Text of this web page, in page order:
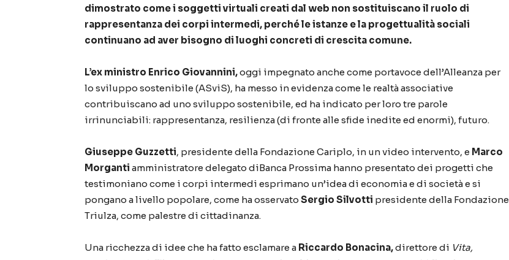
dimostrato come i soggetti virtuali creati dal web non sostituiscano il ruolo di
rappresentanza dei corpi intermedi, perché le istanze e la progettualità sociali
continuano ad aver bisogno di luoghi concreti di crescita comune.
L’ex ministro Enrico Giovannini,oggi impegnato anche come portavoce dell’Alleanza per
lo sviluppo sostenibile (ASviS), ha messo in evidenza come le realtà associative
contribuiscano ad uno sviluppo sostenibile, ed ha indicato per loro tre parole
irrinunciabili: rappresentanza, resilienza (di fronte alle sfide inedite ed enormi), futuro.
Giuseppe Guzzetti, presidente della Fondazione Cariplo, in un video intervento, e Marco
Morganti amministratore delegato diBanca Prossima hanno presentato dei progetti che
testimoniano come i corpi intermedi esprimano un’idea di economia e di società e si
pongano a livello popolare, come ha osservato Sergio Silvotti presidente della Fondazione
Triulza, come palestre di cittadinanza.
Una ricchezza di idee che ha fatto esclamare a Riccardo Bonacina,direttore di Vita,